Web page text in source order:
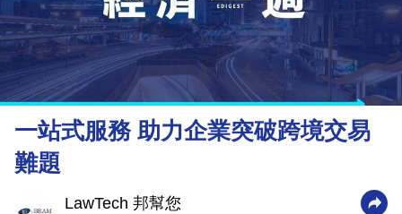
資
樓
市
理
財
一站式服務 助力企業突破跨境交易
難題
LawTech 邦幫您